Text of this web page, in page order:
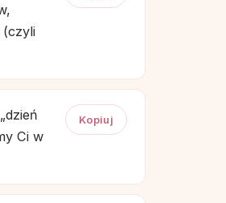
(czyli
Ci w
Kopiuj